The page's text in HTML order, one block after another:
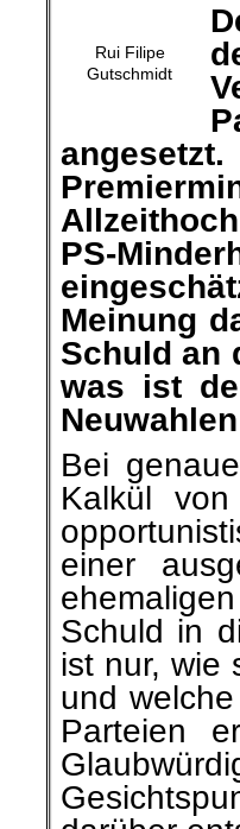
Rui Filipe
Gutschmidt
PS-
Meinung
Schuld an
was ist
Bei
Kalkül
einer
Schuld in
ist nur, wie
und
Parteien